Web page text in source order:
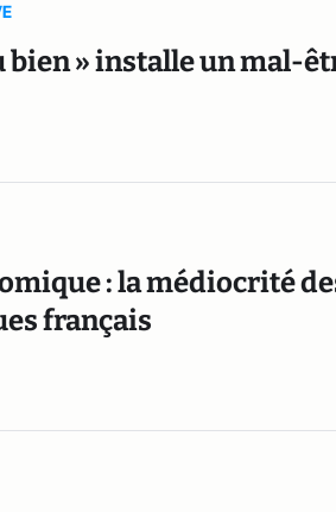
bien » installe un mal-
: la médiocrité
français